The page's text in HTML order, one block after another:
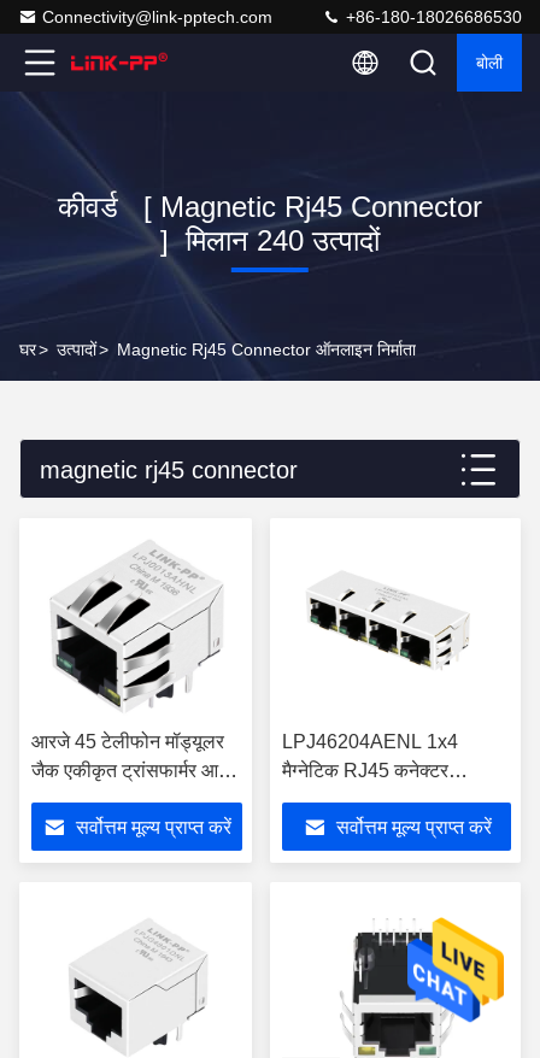
Connectivity@link-pptech.com +86-180-18026686530
बोली
कीवर्ड [ Magnetic Rj45 Connector
] मिलान 240 उत्पादों
घर> उत्पादों> Magnetic Rj45 Connector ऑनलाइन निर्माता
magnetic rj45 connector
आरजे 45 टेलीफोन मॉड्यूलर
जैक एकीकृत ट्रांसफार्मर आरबी
1-125 बीएजी 1 ए
सर्वोत्तम मूल्य प्राप्त करें
LPJ46204AENL 1x4
मैग्नेटिक RJ45 कनेक्टर
10/100 बेस-TX ईथरनेट के लिए
सर्वोत्तम मूल्य प्राप्त करें